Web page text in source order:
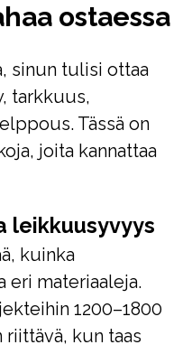
ostaessa
sinun tulisi ottaa
tarkkuus,
Tässä on
joita kannattaa
leikkuusyvyys
kuinka
eri materiaaleja.
1200–1800
kun taas